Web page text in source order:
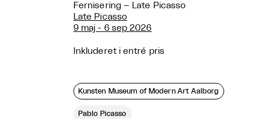
Fernisering – Late Picasso
Late Picasso
9 maj - 6 sep 2026
Inkluderet i entré pris
Kunsten Museum of Modern Art Aalborg
Pablo Picasso